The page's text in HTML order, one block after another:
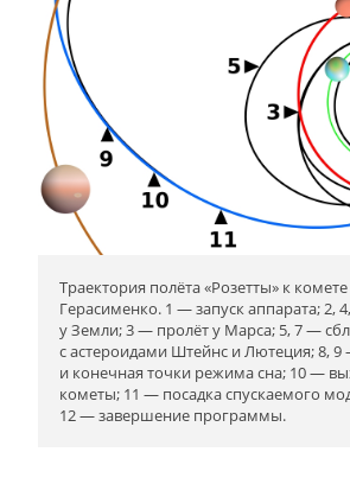
Траектория полёта «Розетты» к
Герасименко. 1 — запуск аппарата; 2,
у Земли; 3 — пролёт у Марса; 5, 7 —
с астероидами Штейнс и Лютеция; 8,
и конечная точки режима сна; 10 —
кометы; 11 — посадка спускаемого
12 — завершение программы.